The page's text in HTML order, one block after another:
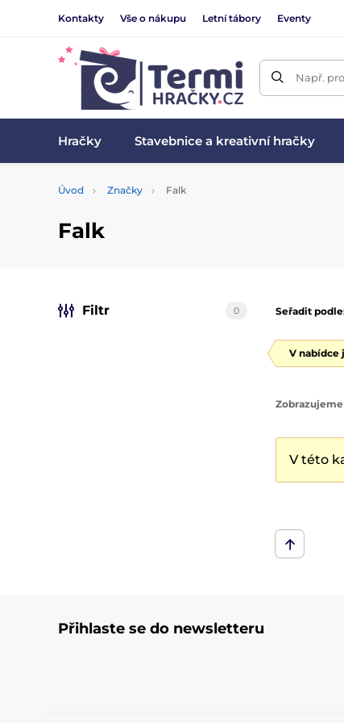
Kontakty Vše o nákupu Letní tábory Eventy
Např.
Hračky Stavebnice a kreativní hračky
Úvod Značky Falk
Falk
Filtr 0 Seřadit
V nabídce
V této
Přihlaste se do newsletteru